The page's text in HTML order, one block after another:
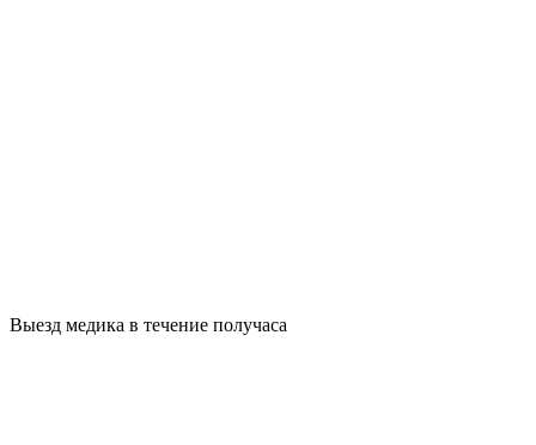
Выезд медика в течение получаса